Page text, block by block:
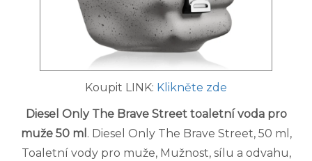
Koupit LINK: Klikněte zde
Diesel Only The Brave Street toaletní voda pro
muže 50 ml . Diesel Only The Brave Street, 50 ml,
Toaletní vody pro muže, Mužnost, sílu a odvahu,